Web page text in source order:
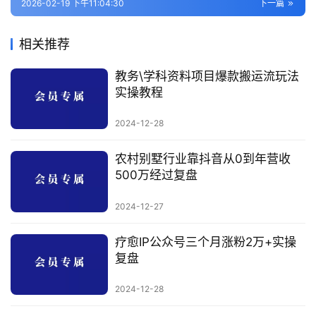
下一篇
2026-02-19 下午11:04:30
相关推荐
教务\学科资料项目爆款搬运流玩法
实操教程
2024-12-28
农村别墅行业靠抖音从0到年营收
500万经过复盘
2024-12-27
疗愈IP公众号三个月涨粉2万+实操
复盘
2024-12-28